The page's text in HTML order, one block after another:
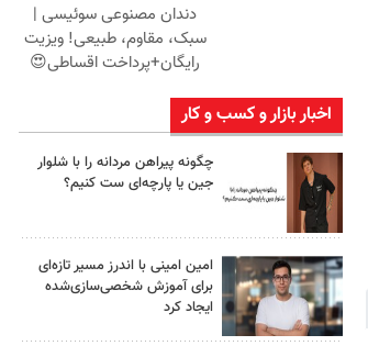
دندان مصنوعی سوئیسی |
سبک، مقاوم، طبیعی! ویزیت
رایگان+پرداخت اقساطی😍
اخبار بازار و کسب و کار
چگونه پیراهن مردانه را با شلوار
جین یا پارچه‌ای ست کنیم؟
امین امینی با اندرز مسیر تازه‌ای
برای آموزش شخصی‌سازی‌شده
ایجاد کرد